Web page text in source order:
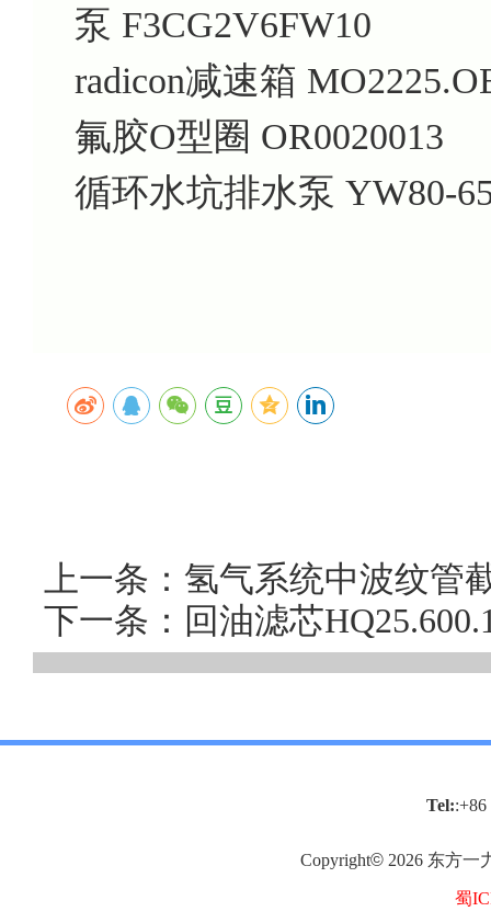
泵 F3CG2V6FW10
radicon减速箱
氟胶O型圈 OR0020013
循环水坑排水泵 YW80-
上一条：氢气系统中波纹管
下一条：回油滤芯
Tel::+86
Copyright© 2026 东方一
蜀